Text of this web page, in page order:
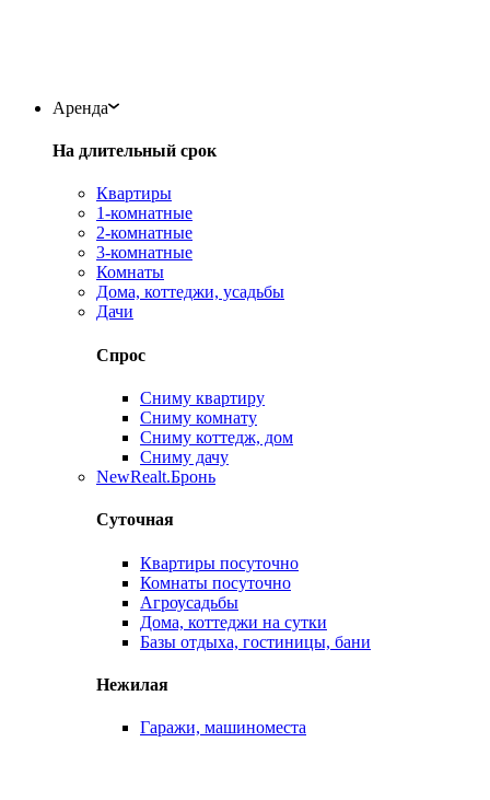
Аренда
На длительный срок
Квартиры
1-комнатные
2-комнатные
3-комнатные
Комнаты
Дома, коттеджи, усадьбы
Дачи
Спрос
Сниму квартиру
Сниму комнату
Сниму коттедж, дом
Сниму дачу
NewRealt.Бронь
Суточная
Квартиры посуточно
Комнаты посуточно
Агроусадьбы
Дома, коттеджи на сутки
Базы отдыха, гостиницы, бани
Нежилая
Гаражи, машиноместа